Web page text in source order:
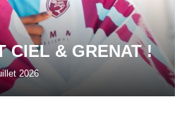
CIEL & GRENAT !
2026